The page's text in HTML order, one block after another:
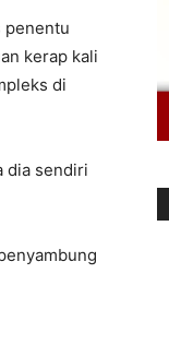
penentu
kerap kali
di
dia sendiri